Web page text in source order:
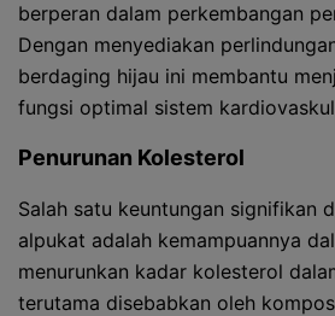
berperan dalam perkembangan
Dengan menyediakan
berdaging hijau ini membantu
fungsi optimal sistem
Penurunan Kolesterol
Salah satu keuntungan signifikan
alpukat adalah kemampuannya
menurunkan kadar kolesterol
terutama disebabkan oleh